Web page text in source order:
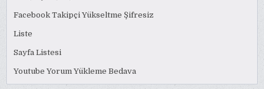
Facebook Takipçi Yükseltme Şifresiz
Liste
Sayfa Listesi
Youtube Yorum Yükleme Bedava